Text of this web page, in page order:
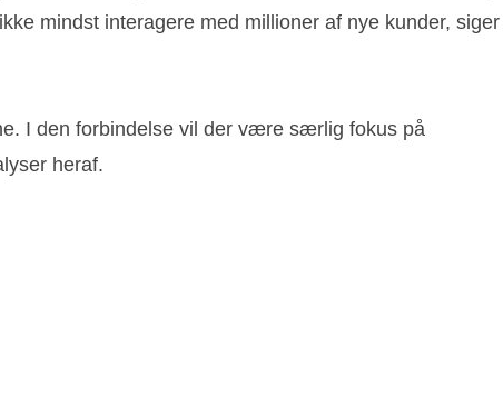
mindst interagere med millioner af nye kunder, siger
I den forbindelse vil der være særlig fokus på
heraf.